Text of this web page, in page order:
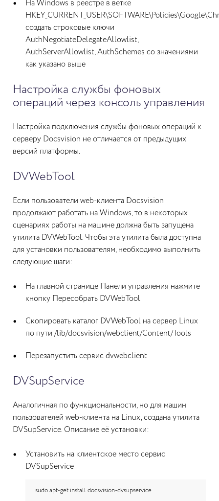
На Windows в реестре в ветке
создать строковые ключи
AuthNegotiateDelegateAllowlist,
AuthServerAllowlist, AuthSchemes со значениями
как указано выше
Настройка службы фоновых
операций через консоль управления
Настройка подключения службы фоновых операций к
серверу Docsvision не отличается от предыдущих
версий платформы.
DVWebTool
Если пользователи web-клиента Docsvision
продолжают работать на Windows, то в некоторых
сценариях работы на машине должна быть запущена
утилита DVWebTool. Чтобы эта утилита была доступна
для установки пользователям, необходимо выполнить
следующие шаги:
На главной странице Панели управления нажмите
кнопку Пересобрать DVWebTool
Скопировать каталог DVWebTool на сервер Linux
по пути /lib/docsvision/webclient/Content/Tools
Перезапустить сервис dvwebclient
DVSupService
Аналогичная по функциональности, но для машин
пользователей web-клиента на Linux, создана утилита
DVSupService. Описание её установки:
Установить на клиентское место сервис
DVSupService
sudo apt-get install docsvision-dvsupservice